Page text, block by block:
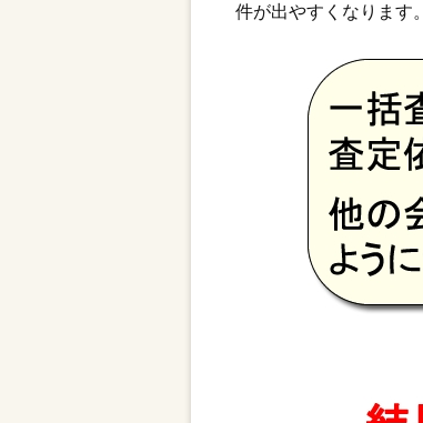
件が出やすくなります。